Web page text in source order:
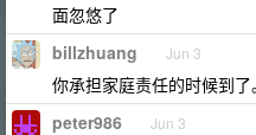
面忽悠了
billzhuang Jun 3
你承担家庭责任的时候到了。
peter986 Jun 3